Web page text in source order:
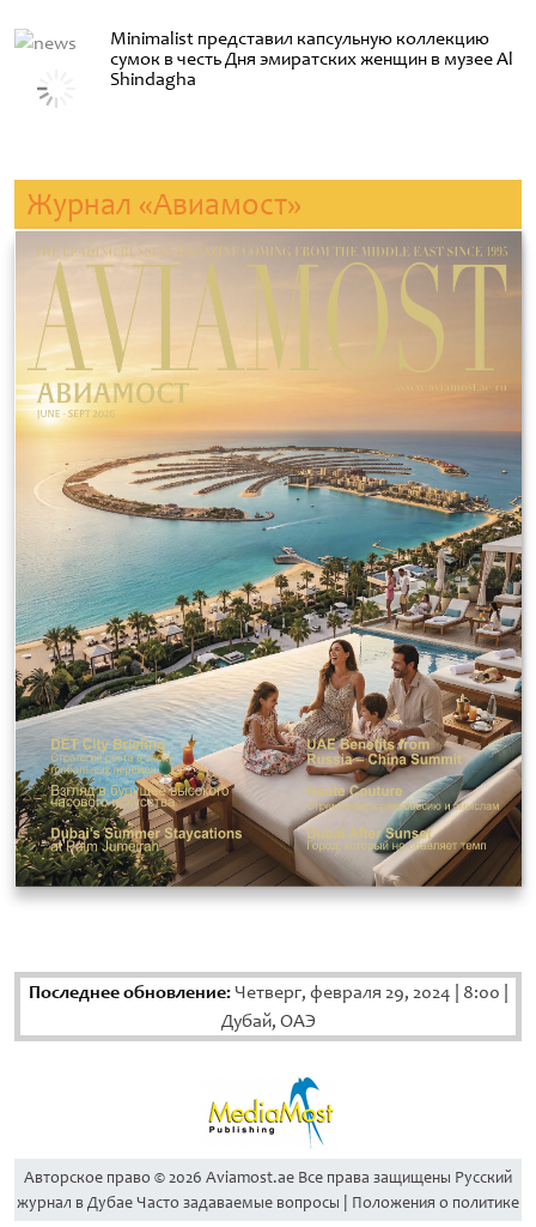
Minimalist представил капсульную коллекцию
сумок в честь Дня эмиратских женщин в музее Al
Shindagha
Журнал «Авиамост»
Последнее обновление:Четверг, февраля 29, 2024 8:00
Дубай, ОАЭ
Aвторское право © 2026 Aviamost.ae Все права защищены Русский
журнал в Дубае Часто задаваемые вопросы | Положения о политике